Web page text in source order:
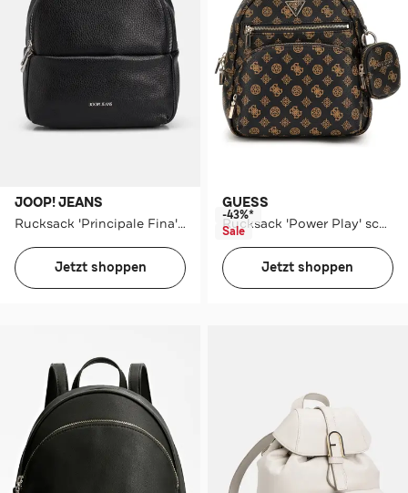
JOOP! JEANS
Rucksack 'Principale Fina' schwarz
Jetzt shoppen
GUESS
Rucksack 'Power Play' schwarz gemustert
-43%*
Sale
Jetzt shoppen